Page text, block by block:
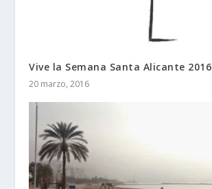
Vive la Semana Santa Alicante 2016
20 marzo, 2016